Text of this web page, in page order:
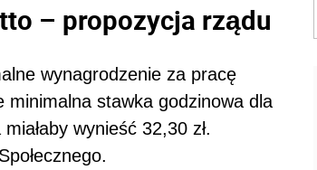
– propozycja rządu
wynagrodzenie za pracę
minimalna stawka godzinowa dla
wynieść 32,30 zł.